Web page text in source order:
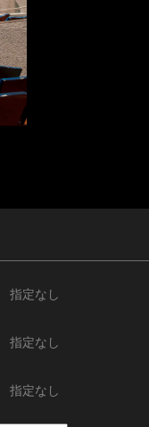
指定なし
指定なし
指定なし